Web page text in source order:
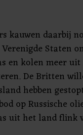
kauwen daarbij
Staten
en kolen meer
De Britten
hebben
op Russische
uit het land flink